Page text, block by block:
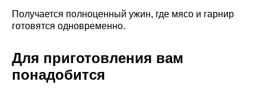
Получается полноценный ужин, где мясо и гарнир
готовятся одновременно.
Для приготовления вам
понадобится